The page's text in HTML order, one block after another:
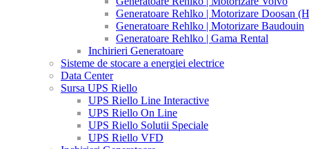
Generatoare Rehlko | Motorizare Doosan
Generatoare Rehlko | Motorizare Baudouin
Generatoare Rehlko | Gama Rental
Inchirieri Generatoare
Sisteme de stocare a energiei electrice
Data Center
Sursa UPS Riello
UPS Riello Line Interactive
UPS Riello On Line
UPS Riello Solutii Speciale
UPS Riello VFD